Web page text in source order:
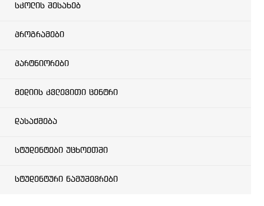
სკოლის შესახებ
პროგრამები
პარტნიორები
მედიის კვლევითი ცენტრი
დასაქმება
სტუდენტები უცხოეთში
სტუდენტური ნამუშევრები